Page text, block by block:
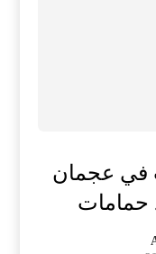
في عجمان